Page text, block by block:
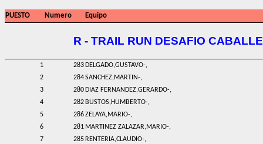
PUESTO Numero Equipo
R - TRAIL RUN DESAFIO
1 283 DELGADO,GUSTAVO-,
2
284SANCHEZ,MARTIN-,
3
280 DIAZ FERNANDEZ,GERARDO-,
4
282 BUSTOS,HUMBERTO-,
5
286ZELAYA,MARIO-,
6
281 MARTINEZ ZALAZAR,MARIO-,
7
285 RENTERIA,CLAUDIO-,